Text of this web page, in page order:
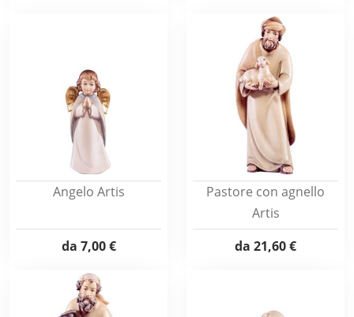
Angelo Artis
da 7,00 €
Pastore con agnello
Artis
da 21,60 €